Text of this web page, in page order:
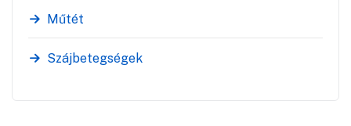
Műtét
Szájbetegségek